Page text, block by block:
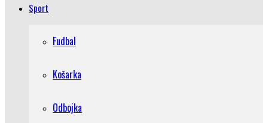
Sport
Fudbal
Košarka
Odbojka